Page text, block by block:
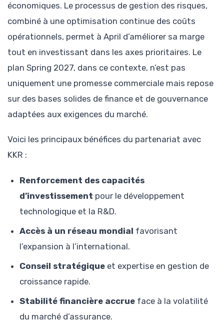
économiques. Le processus de gestion des risques,
combiné à une optimisation continue des coûts
opérationnels, permet à April d’améliorer sa marge
tout en investissant dans les axes prioritaires. Le
plan Spring 2027, dans ce contexte, n’est pas
uniquement une promesse commerciale mais repose
sur des bases solides de finance et de gouvernance
adaptées aux exigences du marché.
Voici les principaux bénéfices du partenariat avec
KKR :
Renforcement des capacités
d’investissement pour le développement
technologique et la R&D.
Accès à un réseau mondial favorisant
l’expansion à l’international.
Conseil stratégique et expertise en gestion de
croissance rapide.
Stabilité financière accrue face à la volatilité
du marché d’assurance.